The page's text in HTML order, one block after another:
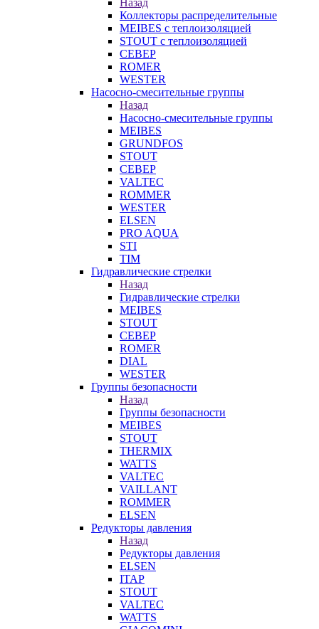
Назад
Коллекторы распределительные
MEIBES с теплоизоляцией
STOUT с теплоизоляцией
СЕВЕР
ROMER
WESTER
Насосно-смесительные группы
Назад
Насосно-смесительные группы
MEIBES
GRUNDFOS
STOUT
СЕВЕР
VALTEC
ROMMER
WESTER
ELSEN
PRO AQUA
STI
TIM
Гидравлические стрелки
Назад
Гидравлические стрелки
MEIBES
STOUT
СЕВЕР
ROMER
DIAL
WESTER
Группы безопасности
Назад
Группы безопасности
MEIBES
STOUT
THERMIX
WATTS
VALTEC
VAILLANT
ROMMER
ELSEN
Редукторы давления
Назад
Редукторы давления
ELSEN
ITAP
STOUT
VALTEC
WATTS